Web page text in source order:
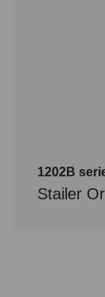
1202B
Stailer